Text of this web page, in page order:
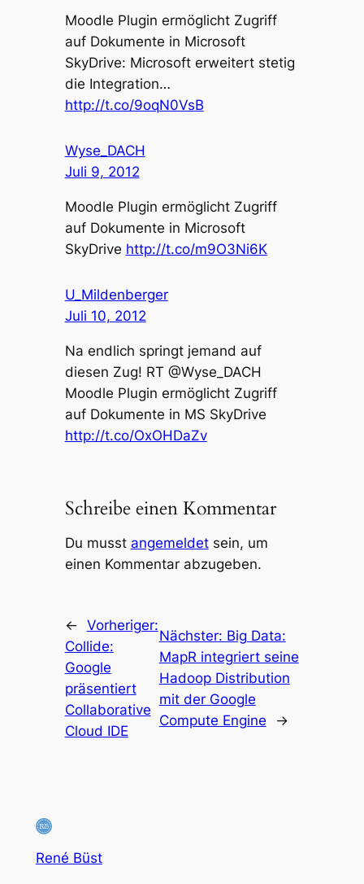
Moodle Plugin ermöglicht Zugriff
auf Dokumente in Microsoft
SkyDrive: Microsoft erweitert stetig
die Integration…
http://t.co/9oqN0VsB
Wyse_DACH
Juli 9, 2012
Moodle Plugin ermöglicht Zugriff
auf Dokumente in Microsoft
SkyDrive http://t.co/m9O3Ni6K
U_Mildenberger
Juli 10, 2012
Na endlich springt jemand auf
diesen Zug! RT @Wyse_DACH
Moodle Plugin ermöglicht Zugriff
auf Dokumente in MS SkyDrive
http://t.co/OxOHDaZv
Schreibe einen Kommentar
Du musst angemeldetsein, um
einen Kommentar abzugeben.
← Vorheriger:
Collide:
Google
präsentiert
Collaborative
Cloud IDE
Nächster: Big Data:
MapR integriert seine
Hadoop Distribution
mit der Google
Compute Engine
→
René Büst